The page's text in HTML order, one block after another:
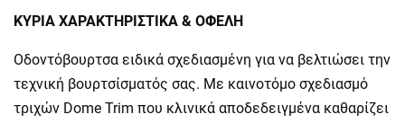
ΚΥΡΙΑ ΧΑΡΑΚΤΗΡΙΣΤΙΚΑ & ΟΦΕΛΗ
Οδοντόβουρτσα ειδικά σχεδιασμένη για να βελτιώσει την
τεχνική βουρτσίσματός σας. Με καινοτόμο σχεδιασμό
τριχών Dome Trim που κλινικά αποδεδειγμένα καθαρίζει